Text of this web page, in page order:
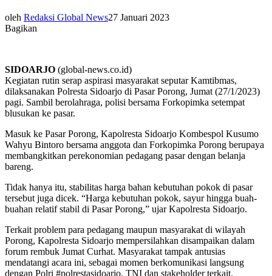
oleh Redaksi Global News27 Januari 2023
Bagikan
SIDOARJO (global-news.co.id)
Kegiatan rutin serap aspirasi masyarakat seputar Kamtibmas,
dilaksanakan Polresta Sidoarjo di Pasar Porong, Jumat (27/1/2023)
pagi. Sambil berolahraga, polisi bersama Forkopimka setempat
blusukan ke pasar.
Masuk ke Pasar Porong, Kapolresta Sidoarjo Kombespol Kusumo
Wahyu Bintoro bersama anggota dan Forkopimka Porong berupaya
membangkitkan perekonomian pedagang pasar dengan belanja
bareng.
Tidak hanya itu, stabilitas harga bahan kebutuhan pokok di pasar
tersebut juga dicek. “Harga kebutuhan pokok, sayur hingga buah-
buahan relatif stabil di Pasar Porong,” ujar Kapolresta Sidoarjo.
Terkait problem para pedagang maupun masyarakat di wilayah
Porong, Kapolresta Sidoarjo mempersilahkan disampaikan dalam
forum rembuk Jumat Curhat. Masyarakat tampak antusias
mendatangi acara ini, sebagai momen berkomunikasi langsung
dengan Polri #polrestasidoarjo, TNI dan stakeholder terkait.